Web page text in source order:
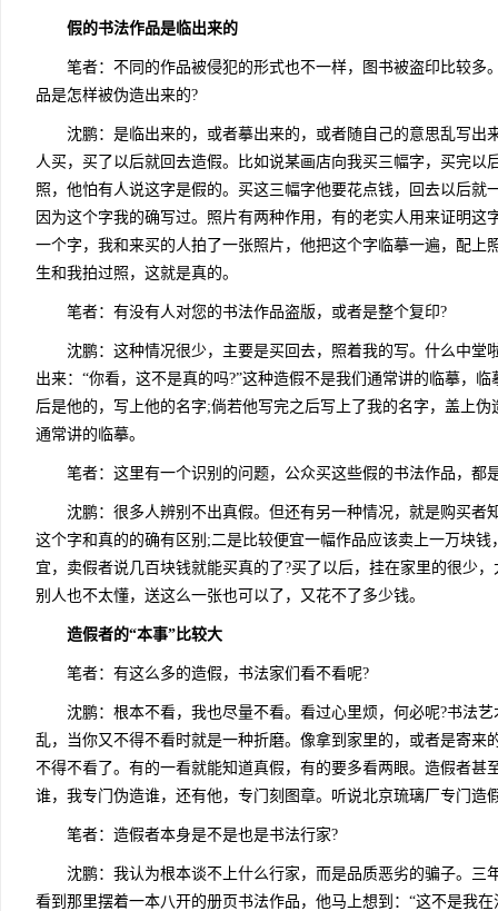
假的书法作品是临出来的
笔者：不同的作品被侵犯的形式也不一样，图书被盗印比较多
品是怎样被伪造出来的?
沈鹏：是临出来的，或者摹出来的，或者随自己的意思乱写出
人买，买了以后就回去造假。比如说某画店向我买三幅字，买完以
照，他怕有人说这字是假的。买这三幅字他要花点钱，回去以后就
因为这个字我的确写过。照片有两种作用，有的老实人用来证明这
一个字，我和来买的人拍了一张照片，他把这个字临摹一遍，配上
生和我拍过照，这就是真的。
笔者：有没有人对您的书法作品盗版，或者是整个复印?
沈鹏：这种情况很少，主要是买回去，照着我的写。什么中堂
出来：“你看，这不是真的吗?”这种造假不是我们通常讲的临摹，
后是他的，写上他的名字;倘若他写完之后写上了我的名字，盖上
通常讲的临摹。
笔者：这里有一个识别的问题，公众买这些假的书法作品，都
沈鹏：很多人辨别不出真假。但还有另一种情况，就是购买者
这个字和真的的确有区别;二是比较便宜一幅作品应该卖上一万块
宜，卖假者说几百块钱就能买真的了?买了以后，挂在家里的很少
别人也不太懂，送这么一张也可以了，又花不了多少钱。
造假者的“本事”比较大
笔者：有这么多的造假，书法家们看不看呢?
沈鹏：根本不看，我也尽量不看。看过心里烦，何必呢?书法艺
乱，当你又不得不看时就是一种折磨。像拿到家里的，或者是寄来
不得不看了。有的一看就能知道真假，有的要多看两眼。造假者甚
谁，我专门伪造谁，还有他，专门刻图章。听说北京琉璃厂专门造
笔者：造假者本身是不是也是书法行家?
沈鹏：我认为根本谈不上什么行家，而是品质恶劣的骗子。三
看到那里摆着一本八开的册页书法作品，他马上想到：“这不是我